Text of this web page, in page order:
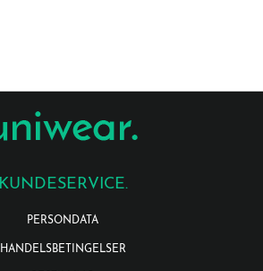
KUNDESERVICE.
PERSONDATA
HANDELSBETINGELSER